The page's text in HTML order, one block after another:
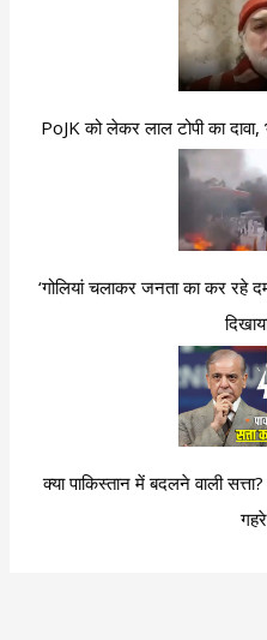
PoJK को लेकर लाल टोपी का दावा,
‘गोलियां चलाकर जनता का कर रहे
क्या पाकिस्तान में बदलने वाली